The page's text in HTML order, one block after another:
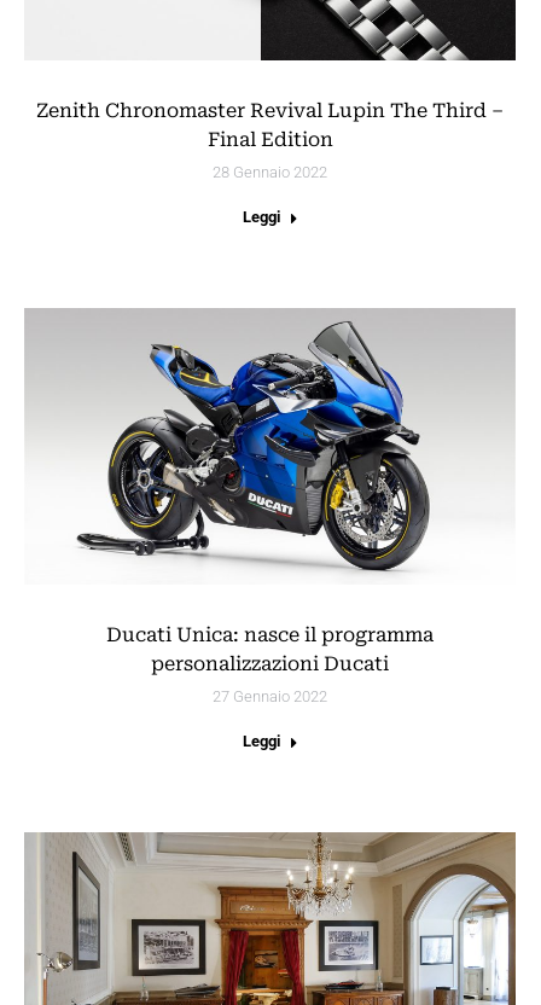
Zenith Chronomaster Revival Lupin The Third –
Final Edition
28 Gennaio 2022
Leggi
Ducati Unica: nasce il programma
personalizzazioni Ducati
27 Gennaio 2022
Leggi